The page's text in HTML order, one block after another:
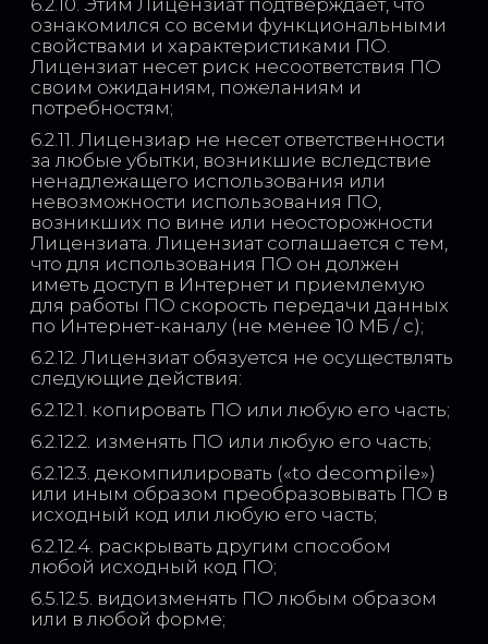
6.2.10. Этим Лицензиат подтверждает, что
ознакомился со всеми функциональными
свойствами и характеристиками ПО.
Лицензиат несет риск несоответствия ПО
своим ожиданиям, пожеланиям и
потребностям;
6.2.11. Лицензиар не несет ответственности
за любые убытки, возникшие вследствие
ненадлежащего использования или
невозможности использования ПО,
возникших по вине или неосторожности
Лицензиата. Лицензиат соглашается с тем,
что для использования ПО он должен
иметь доступ в Интернет и приемлемую
для работы ПО скорость передачи данных
по Интернет-каналу (не менее 10 МБ / с);
6.2.12. Лицензиат обязуется не осуществлять
следующие действия:
6.2.12.1. копировать ПО или любую его часть;
6.2.12.2. изменять ПО или любую его часть;
6.2.12.3. декомпилировать («to decompile»)
или иным образом преобразовывать ПО в
исходный код или любую его часть;
6.2.12.4. раскрывать другим способом
любой исходный код ПО;
6.5.12.5. видоизменять ПО любым образом
или в любой форме;